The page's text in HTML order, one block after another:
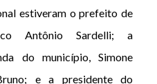
estiveram o prefeito de
Antônio Sardelli; a
do município, Simone
e a presidente do